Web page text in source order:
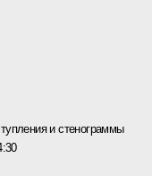
и стенограммы